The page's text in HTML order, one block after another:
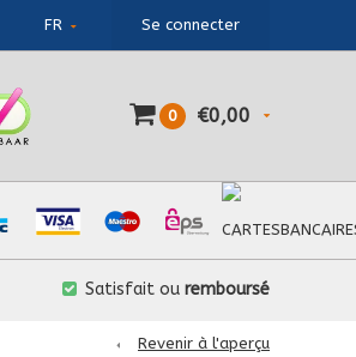
FR Se connecter
0 €0,00
Satisfait ou remboursé
Revenir à l'aperçu